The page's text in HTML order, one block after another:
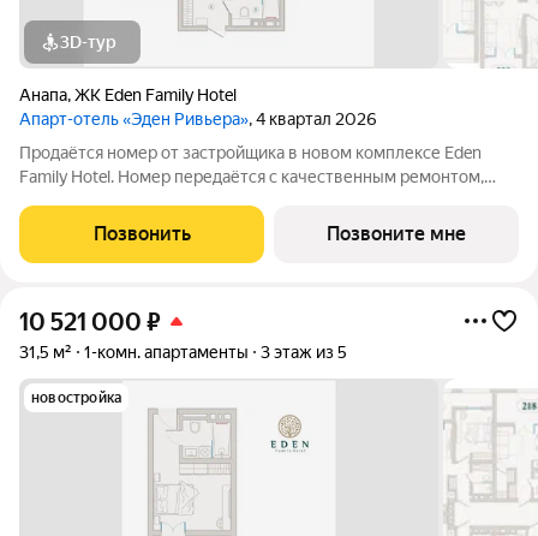
3D-тур
Анапа,ЖК Eden Family Hotel
Апарт-отель «Эден Ривьера», 4 квартал 2026
Продаётся номер от застройщика в новом комплексе Eden
Family Hotel. Номер передаётся с качественным ремонтом,
заселению или сдаче в аренду. Прямая продажа от
застройщика, прозрачные условия,
Позвонить Позвоните мне
10 521 000 ₽
31,5 м² 1-комн. апартаменты 3 этаж из 5
новостройка